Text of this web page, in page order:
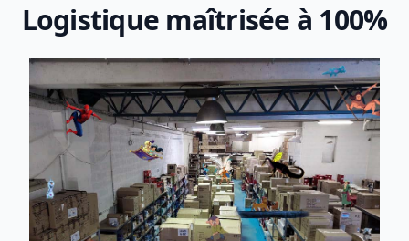
Logistique maîtrisée à 100%